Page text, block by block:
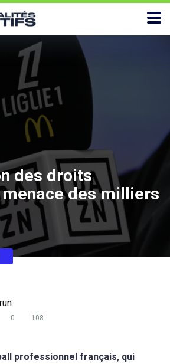
des droits
des milliers
0 108
professionnel français, qui